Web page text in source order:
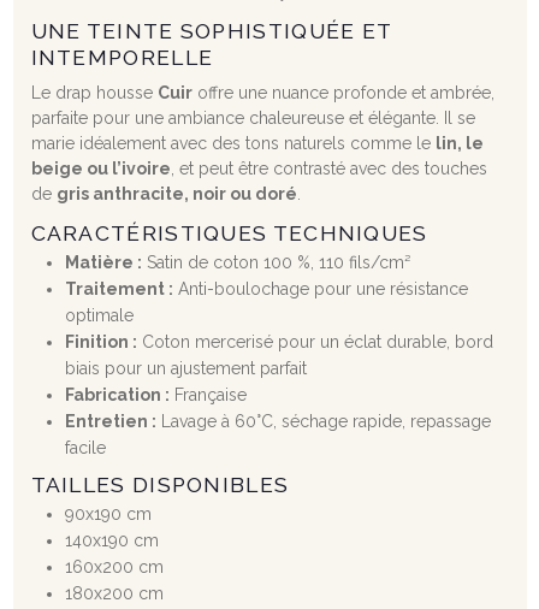
UNE TEINTE SOPHISTIQUÉE ET
INTEMPORELLE
Le drap housse Cuiroffre une nuance profonde et ambrée,
parfaite pour une ambiance chaleureuse et élégante. Il se
marie idéalement avec des tons naturels comme le lin, le
beige ou l’ivoire , et peut être contrasté avec des touches
de gris anthracite, noir ou doré
CARACTÉRISTIQUES TECHNIQUES
Matière : Satin de coton 100 %, 110 fils/cm²
Traitement : Anti-boulochage pour une résistance
optimale
Finition : Coton mercerisé pour un éclat durable, bord
biais pour un ajustement parfait
Fabrication : Française
Entretien : Lavage à 60°C, séchage rapide, repassage
facile
TAILLES DISPONIBLES
90x190 cm
140x190 cm
160x200 cm
180x200 cm